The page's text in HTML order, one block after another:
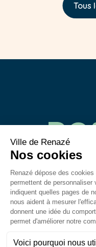
Tous
02 43 06 40
Place de
53 800
Du lundi au
Mentions